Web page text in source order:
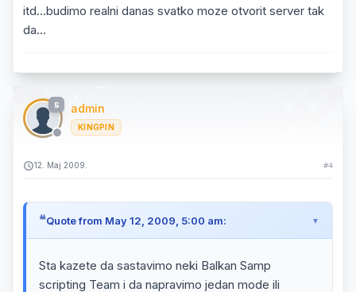
itd...budimo realni danas svatko moze otvorit server tak
da...
5 admin
KINGPIN
12. Maj 2009. #4
Quote from May 12, 2009, 5:00 am:
Sta kazete da sastavimo neki Balkan Samp
scripting Team i da napravimo jedan mode ili